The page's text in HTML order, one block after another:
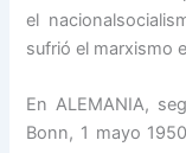
el
sufrió el marxismo
En ALEMANIA,
Bonn, 1 mayo